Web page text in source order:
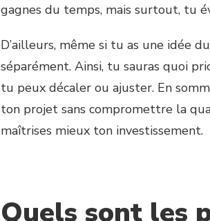
gagnes du temps, mais surtout, tu
D’ailleurs, même si tu as une idée
séparément. Ainsi, tu sauras quoi
tu peux décaler ou ajuster. En
ton projet sans compromettre la
maîtrises mieux ton investissement.
Quels sont les